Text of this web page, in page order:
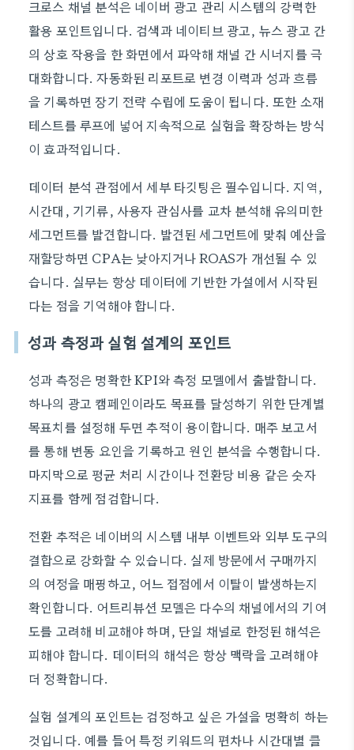
크로스 채널 분석은 네이버 광고 관리 시스템의 강력한
활용 포인트입니다. 검색과 네이티브 광고, 뉴스 광고 간
의 상호 작용을 한 화면에서 파악해 채널 간 시너지를 극
대화합니다. 자동화된 리포트로 변경 이력과 성과 흐름
을 기록하면 장기 전략 수립에 도움이 됩니다. 또한 소재
테스트를 루프에 넣어 지속적으로 실험을 확장하는 방식
이 효과적입니다.
데이터 분석 관점에서 세부 타깃팅은 필수입니다. 지역,
시간대, 기기류, 사용자 관심사를 교차 분석해 유의미한
세그먼트를 발견합니다. 발견된 세그먼트에 맞춰 예산을
재할당하면 CPA는 낮아지거나 ROAS가 개선될 수 있
습니다. 실무는 항상 데이터에 기반한 가설에서 시작된
다는 점을 기억해야 합니다.
성과 측정과 실험 설계의 포인트
성과 측정은 명확한 KPI와 측정 모델에서 출발합니다.
하나의 광고 캠페인이라도 목표를 달성하기 위한 단계별
목표치를 설정해 두면 추적이 용이합니다. 매주 보고서
를 통해 변동 요인을 기록하고 원인 분석을 수행합니다.
마지막으로 평균 처리 시간이나 전환당 비용 같은 숫자
지표를 함께 점검합니다.
전환 추적은 네이버의 시스템 내부 이벤트와 외부 도구의
결합으로 강화할 수 있습니다. 실제 방문에서 구매까지
의 여정을 매핑하고, 어느 접점에서 이탈이 발생하는지
확인합니다. 어트리뷰션 모델은 다수의 채널에서의 기여
도를 고려해 비교해야 하며, 단일 채널로 한정된 해석은
피해야 합니다. 데이터의 해석은 항상 맥락을 고려해야
더 정확합니다.
실험 설계의 포인트는 검정하고 싶은 가설을 명확히 하는
것입니다. 예를 들어 특정 키워드의 편차나 시간대별 클